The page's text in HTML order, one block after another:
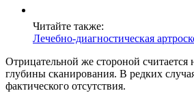
Читайте также:
Лечебно-диагностическая
Отрицательной же стороной
глубины сканирования. В редких
фактического отсутствия.